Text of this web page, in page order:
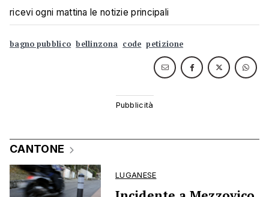
ricevi ogni mattina le notizie principali
bagno pubblico bellinzona code petizione
CANTONE
LUGANESE